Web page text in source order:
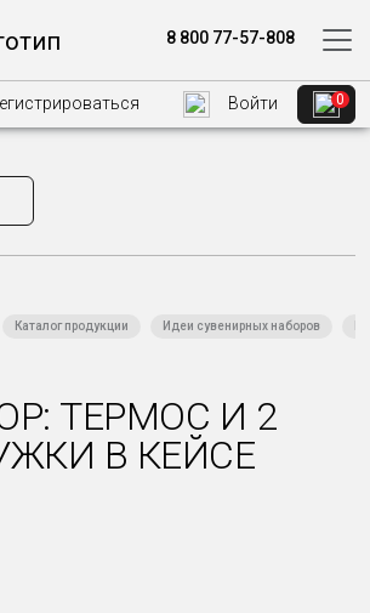
8 800 77-57-808
Войти 0
Каталог продукции Идеи сувенирных наборов
ТЕРМОС И 2
В КЕЙСЕ